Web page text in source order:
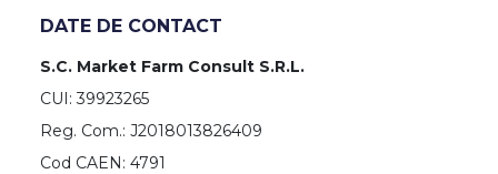
DATE DE CONTACT
S.C. Market Farm Consult S.R.L.
CUI: 39923265
Reg. Com.: J2018013826409
Cod CAEN: 4791